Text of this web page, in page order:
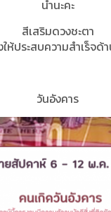
น้ำนะคะ
สีเสริมดวงชะตา
ห้ประสบความสำเร็จด้
วันอังคาร